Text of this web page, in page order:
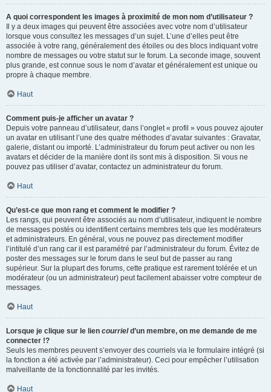
A quoi correspondent les images à proximité de mon nom d’utilisateur ?
Il y a deux images qui peuvent être associées avec votre nom d’utilisateur
lorsque vous consultez les messages d’un sujet. L’une d’elles peut être
associée à votre rang, généralement des étoiles ou des blocs indiquant votre
nombre de messages ou votre statut sur le forum. La seconde image, souvent
plus grande, est connue sous le nom d’avatar et généralement est unique ou
propre à chaque membre.
Haut
Comment puis-je afficher un avatar ?
Depuis votre panneau d’utilisateur, dans l’onglet « profil » vous pouvez ajouter
un avatar en utilisant l’une des quatre méthodes d’avatar suivantes : Gravatar,
galerie, distant ou importé. L’administrateur du forum peut activer ou non les
avatars et décider de la manière dont ils sont mis à disposition. Si vous ne
pouvez pas utiliser d’avatar, contactez un administrateur du forum.
Haut
Qu’est-ce que mon rang et comment le modifier ?
Les rangs, qui peuvent être associés au nom d’utilisateur, indiquent le nombre
de messages postés ou identifient certains membres tels que les modérateurs
et administrateurs. En général, vous ne pouvez pas directement modifier
l’intitulé d’un rang car il est paramétré par l’administrateur du forum. Évitez de
poster des messages sur le forum dans le seul but de passer au rang
supérieur. Sur la plupart des forums, cette pratique est rarement tolérée et un
modérateur (ou un administrateur) peut facilement abaisser votre compteur de
messages.
Haut
Lorsque je clique sur le lien courrield’un membre, on me demande de me
connecter !?
Seuls les membres peuvent s’envoyer des courriels via le formulaire intégré (si
la fonction a été activée par l’administrateur). Ceci pour empêcher l’utilisation
malveillante de la fonctionnalité par les invités.
Haut